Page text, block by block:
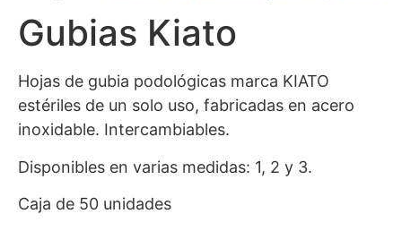
Gubias Kiato
Hojas de gubia podológicas marca KIATO
estériles de un solo uso, fabricadas en acero
inoxidable. Intercambiables.
Disponibles en varias medidas: 1, 2 y 3.
Caja de 50 unidades